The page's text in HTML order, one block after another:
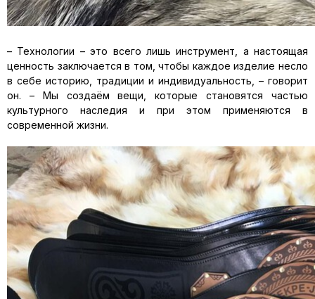
– Технологии – это всего лишь инструмент, а настоящая
ценность заключается в том, чтобы каждое изделие несло
в себе историю, традиции и индивидуальность, – говорит
он. – Мы создаём вещи, которые становятся частью
культурного наследия и при этом применяются в
современной жизни.